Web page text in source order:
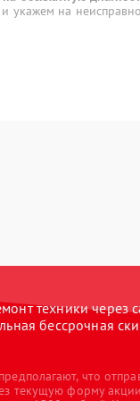
укажем на
техники через
бессрочная
что
текущую форму